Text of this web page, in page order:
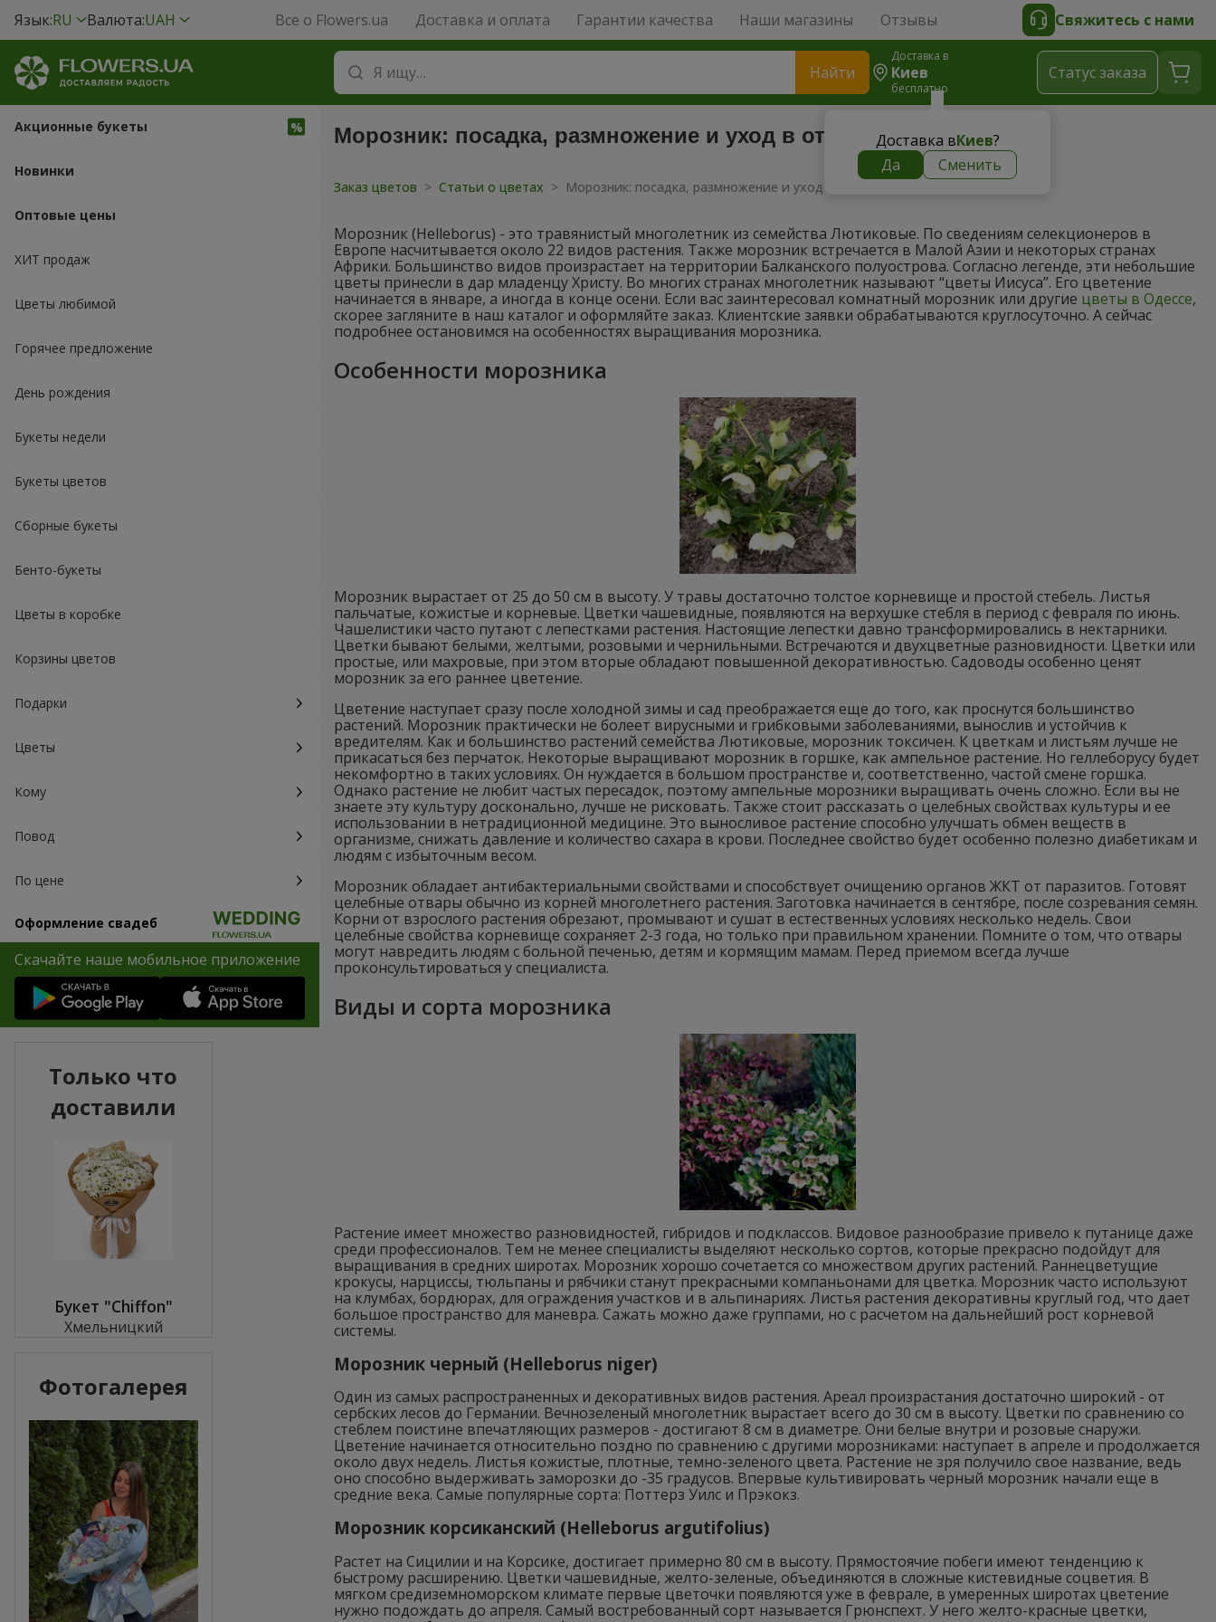
Язык:RU Валюта:UAH Все о Flowers.ua Доставка и оплата Гарантии качества Наши магазины Отзывы Свяжитесь с нами
Найти
Доставка в
Киев
бесплатно
Доставка вКиев?
Да
Сменить
Cтатус заказа
Акционные букеты
Новинки
Оптовые цены
ХИТ продаж
Цветы любимой
Горячее предложение
День рождения
Букеты недели
Букеты цветов
Сборные букеты
Бенто-букеты
Цветы в коробке
Корзины цветов
Подарки
Цветы
Кому
Повод
По цене
Оформление свадеб
Скачайте наше мобильное приложение
Морозник: посадка, размножение и уход в открытом грунте
Заказ цветов > Статьи о цветах > Морозник: посадка, размножение и уход в открытом грунте
Морозник (Helleborus) - это травянистый многолетник из семейства Лютиковые. По сведениям селекционеров в
Европе насчитывается около 22 видов растения. Также морозник встречается в Малой Азии и некоторых странах
Африки. Большинство видов произрастает на территории Балканского полуострова. Согласно легенде, эти небольшие
цветы принесли в дар младенцу Христу. Во многих странах многолетник называют “цветы Иисуса”. Его цветение
начинается в январе, а иногда в конце осени. Если вас заинтересовал комнатный морозник или другие цветы в Одессе,
скорее загляните в наш каталог и оформляйте заказ. Клиентские заявки обрабатываются круглосуточно. А сейчас
подробнее остановимся на особенностях выращивания морозника.
Особенности морозника
Морозник вырастает от 25 до 50 см в высоту. У травы достаточно толстое корневище и простой стебель. Листья
пальчатые, кожистые и корневые. Цветки чашевидные, появляются на верхушке стебля в период с февраля по июнь.
Чашелистики часто путают с лепестками растения. Настоящие лепестки давно трансформировались в нектарники.
Цветки бывают белыми, желтыми, розовыми и чернильными. Встречаются и двухцветные разновидности. Цветки или
простые, или махровые, при этом вторые обладают повышенной декоративностью. Садоводы особенно ценят
морозник за его раннее цветение.
Цветение наступает сразу после холодной зимы и сад преображается еще до того, как проснутся большинство
растений. Морозник практически не болеет вирусными и грибковыми заболеваниями, вынослив и устойчив к
вредителям. Как и большинство растений семейства Лютиковые, морозник токсичен. К цветкам и листьям лучше не
прикасаться без перчаток. Некоторые выращивают морозник в горшке, как ампельное растение. Но геллеборусу будет
некомфортно в таких условиях. Он нуждается в большом пространстве и, соответственно, частой смене горшка.
Однако растение не любит частых пересадок, поэтому ампельные морозники выращивать очень сложно. Если вы не
знаете эту культуру досконально, лучше не рисковать. Также стоит рассказать о целебных свойствах культуры и ее
использовании в нетрадиционной медицине. Это выносливое растение способно улучшать обмен веществ в
организме, снижать давление и количество сахара в крови. Последнее свойство будет особенно полезно диабетикам и
людям с избыточным весом.
Морозник обладает антибактериальными свойствами и способствует очищению органов ЖКТ от паразитов. Готовят
целебные отвары обычно из корней многолетнего растения. Заготовка начинается в сентябре, после созревания семян.
Корни от взрослого растения обрезают, промывают и сушат в естественных условиях несколько недель. Свои
целебные свойства корневище сохраняет 2-3 года, но только при правильном хранении. Помните о том, что отвары
могут навредить людям с больной печенью, детям и кормящим мамам. Перед приемом всегда лучше
проконсультироваться у специалиста.
Виды и сорта морозника
Растение имеет множество разновидностей, гибридов и подклассов. Видовое разнообразие привело к путанице даже
среди профессионалов. Тем не менее специалисты выделяют несколько сортов, которые прекрасно подойдут для
выращивания в средних широтах. Морозник хорошо сочетается со множеством других растений. Раннецветущие
крокусы, нарциссы, тюльпаны и рябчики станут прекрасными компаньонами для цветка. Морозник часто используют
на клумбах, бордюрах, для ограждения участков и в альпинариях. Листья растения декоративны круглый год, что дает
большое пространство для маневра. Сажать можно даже группами, но с расчетом на дальнейший рост корневой
системы.
Морозник черный (Helleborus niger)
Один из самых распространенных и декоративных видов растения. Ареал произрастания достаточно широкий - от
сербских лесов до Германии. Вечнозеленый многолетник вырастает всего до 30 см в высоту. Цветки по сравнению со
стеблем поистине впечатляющих размеров - достигают 8 см в диаметре. Они белые внутри и розовые снаружи.
Цветение начинается относительно поздно по сравнению с другими морозниками: наступает в апреле и продолжается
около двух недель. Листья кожистые, плотные, темно-зеленого цвета. Растение не зря получило свое название, ведь
оно способно выдерживать заморозки до -35 градусов. Впервые культивировать черный морозник начали еще в
средние века. Самые популярные сорта: Поттерз Уилс и Прэкокз.
Морозник корсиканский (Helleborus argutifolius)
Растет на Сицилии и на Корсике, достигает примерно 80 см в высоту. Прямостоячие побеги имеют тенденцию к
быстрому расширению. Цветки чашевидные, желто-зеленые, объединяются в сложные кистевидные соцветия. В
мягком средиземноморском климате первые цветочки появляются уже в феврале, в умеренных широтах цветение
нужно подождать до апреля. Самый востребованный сорт называется Грюнспехт. У него желто-красные цветки,
Только что
доставили
Букет "Chiffon"
Хмельницкий
Фотогалерея